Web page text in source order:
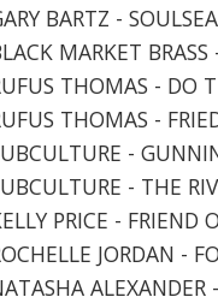
BARTZ -
MARKET
THOMAS - DO
THOMAS -
-
- THE
PRICE - FRIEND
JORDAN -
ALEXANDER